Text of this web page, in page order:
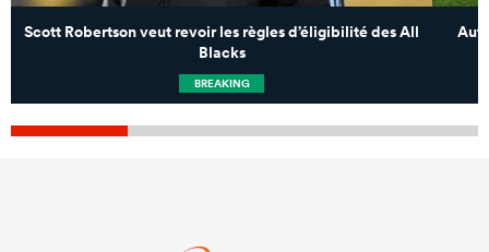
Scott Robertson veut revoir les règles d’éligibilité des All
Blacks
BREAKING